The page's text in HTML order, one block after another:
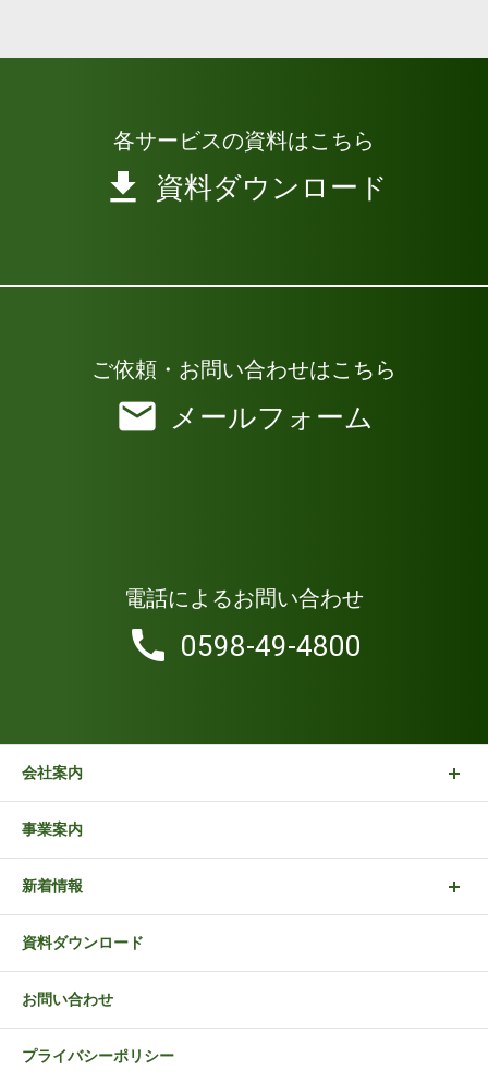
各サービスの資料はこちら
資料ダウンロード
ご依頼・お問い合わせはこちら
メールフォーム
電話によるお問い合わせ
0598-49-4800
会社案内
事業案内
新着情報
資料ダウンロード
お問い合わせ
プライバシーポリシー